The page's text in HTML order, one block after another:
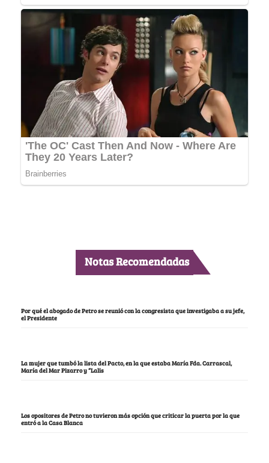
Notas Recomendadas
Por qué el abogado de Petro se reunió con la congresista que investigaba a su jefe,
el Presidente
La mujer que tumbó la lista del Pacto, en la que estaba María Fda. Carrascal,
María del Mar Pizarro y “Lalis
Los opositores de Petro no tuvieron más opción que criticar la puerta por la que
entró a la Casa Blanca